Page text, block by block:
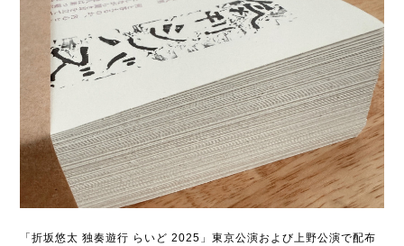
「折坂悠太 独奏遊行 らいど 2025」東京公演および上野公演で配布